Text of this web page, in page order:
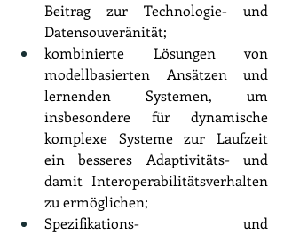
Beitrag zur Technologie- und
Datensouveränität;
kombinierte Lösungen von
modellbasierten Ansätzen und
lernenden Systemen, um
insbesondere für dynamische
komplexe Systeme zur Laufzeit
ein besseres Adaptivitäts- und
damit Interoperabilitätsverhalten
zu ermöglichen;
Spezifikations- und